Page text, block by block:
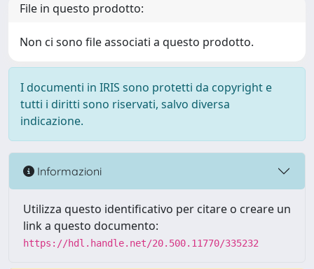
File in questo prodotto:
Non ci sono file associati a questo prodotto.
I documenti in IRIS sono protetti da copyright e
tutti i diritti sono riservati, salvo diversa
indicazione.
Informazioni
Utilizza questo identificativo per citare o creare un
link a questo documento:
https://hdl.handle.net/20.500.11770/335232